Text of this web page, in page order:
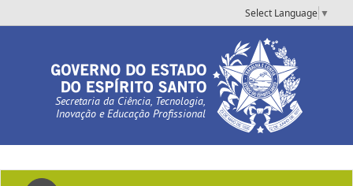
Select Language ▼
Secretaria da Ciência, Tecnologia,
Inovação e Educação Profissional